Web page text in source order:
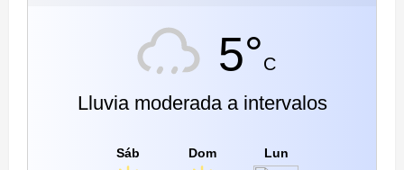
5°C
Lluvia moderada a intervalos
Sáb Dom Lun